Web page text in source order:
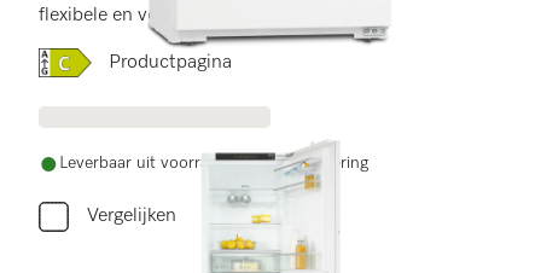
flexibele en veilige opslag.
Online Label Flag, Energielabel
Productpagina
Leverbaar uit voorraad met gratis levering
Vergelijken